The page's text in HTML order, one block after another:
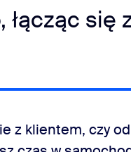
się
z klientem, czy